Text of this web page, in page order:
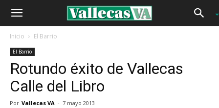
Inicio El Barrio
El Barrio
Rotundo éxito de Vallecas
Calle del Libro
Por Vallecas VA - 7 mayo 2013